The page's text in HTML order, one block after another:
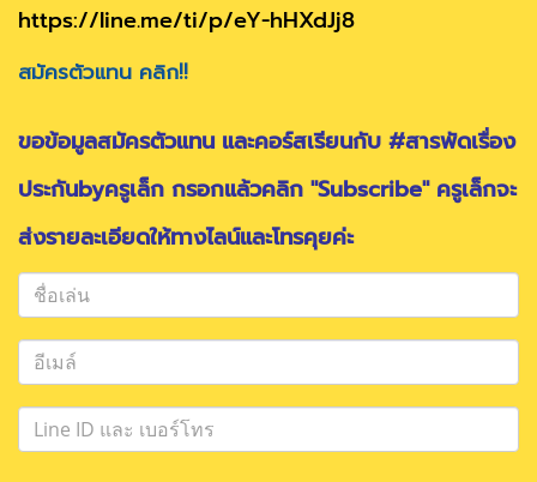
https://line.me/ti/p/eY-hHXdJj8
สมัครตัวแทน คลิก!!
ขอข้อมูลสมัครตัวแทน และคอร์สเรียนกับ #สารพัดเรื่อง
ประกันbyครูเล็ก กรอกแล้วคลิก "Subscribe" ครูเล็กจะ
ส่งรายละเอียดให้ทางไลน์และโทรคุยค่ะ